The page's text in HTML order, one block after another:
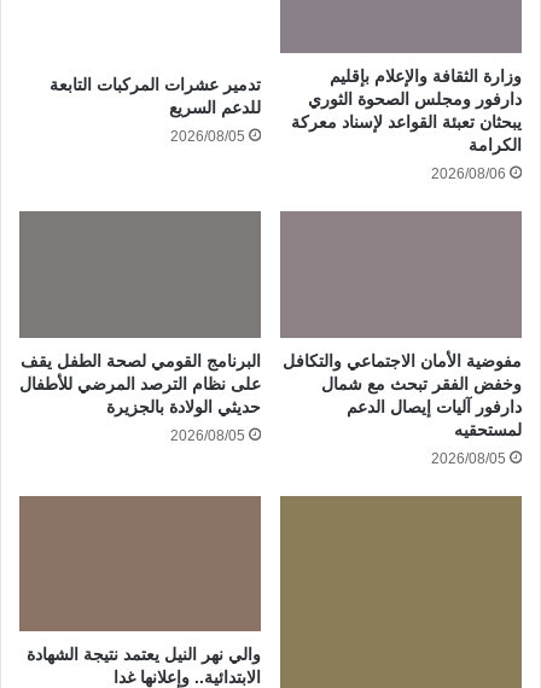
وزارة الثقافة والإعلام بإقليم
دارفور ومجلس الصحوة الثوري
يبحثان تعبئة القواعد لإسناد معركة
الكرامة
2026/08/06
تدمير عشرات المركبات التابعة
للدعم السريع
2026/08/05
مفوضية الأمان الاجتماعي والتكافل
وخفض الفقر تبحث مع شمال
دارفور آليات إيصال الدعم
لمستحقيه
2026/08/05
البرنامج القومي لصحة الطفل يقف
على نظام الترصد المرضي للأطفال
حديثي الولادة بالجزيرة
2026/08/05
والي نهر النيل يعتمد نتيجة الشهادة
الابتدائية.. وإعلانها غدا